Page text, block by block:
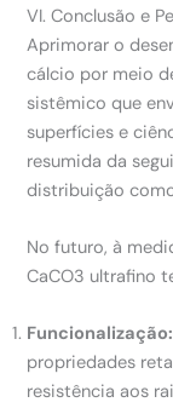
VI. Conclusão e
Aprimorar o
cálcio por meio
sistêmico que
superfícies e
resumida da
distribuição
No futuro, à
CaCO3 ultrafino
Funcionalização:
propriedades
resistência aos